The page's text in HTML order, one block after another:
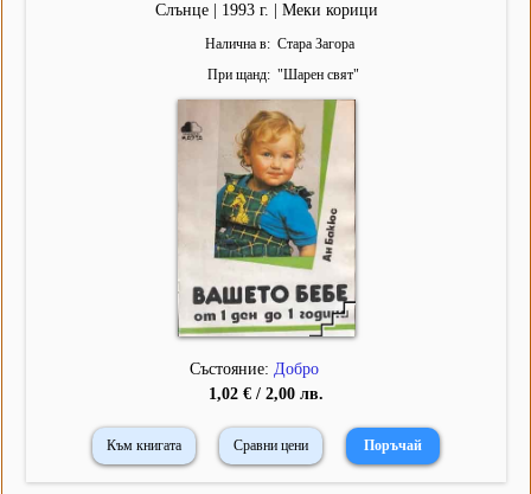
Слънце | 1993 г. | Меки корици
Налична в
Стара Загора
При щанд
"Шарен свят"
Състояние: Добро
1,02 € / 2,00 лв.
Към книгата Сравни цени